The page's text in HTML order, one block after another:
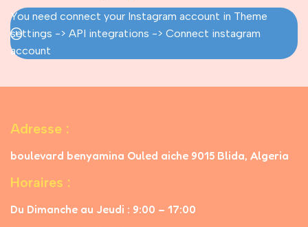
You need connect your Instagram account in Theme
settings -> API integrations -> Connect instagram
account
Adresse :
boulevard benyamina Ouled aiche 9015 Blida, Algeria
Horaires :
Du Dimanche au Jeudi : 9:00 – 17:00